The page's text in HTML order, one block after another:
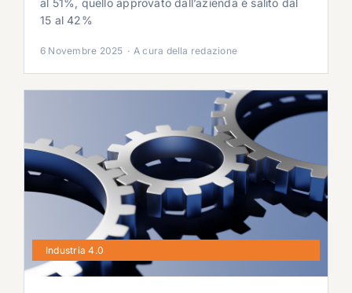
al 51%, quello approvato dall’azienda è salito dal
15 al 42%
6 Novembre 2025 · A cura della redazione
Industria 4.0